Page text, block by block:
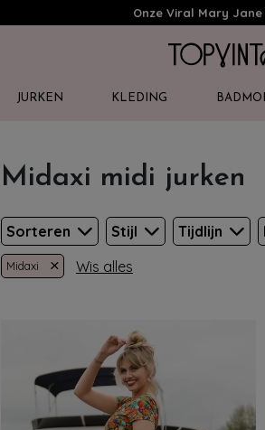
Onze Viral Mary
JURKEN KLEDING
Midaxi midi jurken
Sorteren Stijl Tijdlijn
Midaxi × Wis alles